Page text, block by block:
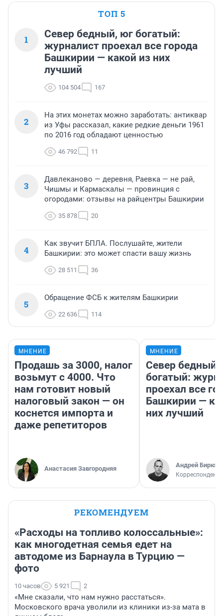
ТОП 5
1
Север бедный, юг богатый:
журналист проехал все города
Башкирии — какой из них
лучший
104 504 167
2
На этих монетах можно заработать: антиквар
из Уфы рассказал, какие редкие деньги 1961
по 2016 год обладают ценностью
46 792 11
3
Давлеканово — деревня, Раевка — не рай,
Чишмы и Кармаскалы — провинция с
огородами: отзывы на райцентры Башкирии
35 878 20
4
Как звучит БПЛА. Послушайте, жители
Башкирии: это может спасти вашу жизнь
28 511 36
5
Обращение ФСБ к жителям Башкирии
22 636 114
МНЕНИЕ
Продашь за 3000, налог
возьмут с 4000. Что
нам готовит новый
налоговый закон — он
коснется импорта и
даже репетиторов
Анастасия Завгородняя
МНЕНИЕ
Север бедный,
богатый:
проехал все
Башкирии —
них лучший
Андрей
Корреспондент
РЕКОМЕНДУЕМ
«Расходы на топливо колоссальные»:
как многодетная семья едет на
автодоме из Барнаула в Турцию —
фото
10 часов 5 921 2
«Мне сказали, что нам нужно расстаться».
Московского врача уволили из клиники из-за мата в